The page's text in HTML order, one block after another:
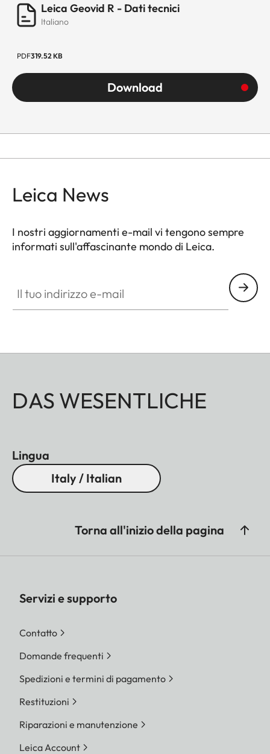
Leica Geovid R - Dati tecnici
Italiano
PDF319.52 KB
Download
Leica News
I nostri aggiornamenti e-mail vi tengono sempre
informati sull'affascinante mondo di Leica.
DAS WESENTLICHE
Lingua
Italy / Italian
Torna all'inizio della pagina
Servizi e supporto
Contatto
Domande frequenti
Spedizioni e termini di pagamento
Restituzioni
Riparazioni e manutenzione
Leica Account